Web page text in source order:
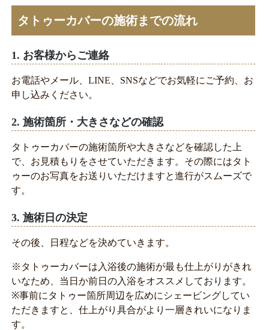
タトゥーカバーの施術までの流れ
1. お客様からご連絡
お電話やメール、LINE、SNSなどでお気軽にご予約、お
申し込みください。
2. 施術箇所・大きさなどの確認
タトゥーカバーの施術箇所や大きさなどを確認した上
で、お見積もりをさせていただきます。その際にはタト
ゥーのお写真をお送りいただけますと進行がスムーズで
す。
3. 施術日の決定
その後、日程などを決めていきます。
※タトゥーカバーは入浴後の施術が最も仕上がりがきれ
いなため、当日か前日の入浴をオススメしております。
※事前にタトゥー箇所周辺を広めにシェービングしてい
ただきますと、仕上がり具合がより一層きれいになりま
す。